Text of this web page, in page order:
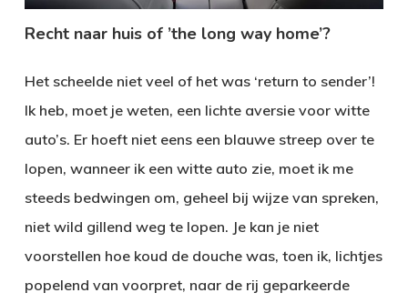
Recht naar huis of ’the long way home’?
Het scheelde niet veel of het was ‘return to sender’!
Ik heb, moet je weten, een lichte aversie voor witte
auto’s. Er hoeft niet eens een blauwe streep over te
lopen, wanneer ik een witte auto zie, moet ik me
steeds bedwingen om, geheel bij wijze van spreken,
niet wild gillend weg te lopen. Je kan je niet
voorstellen hoe koud de douche was, toen ik, lichtjes
popelend van voorpret, naar de rij geparkeerde